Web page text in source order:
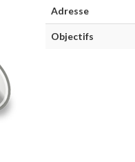
Adresse
Objectifs